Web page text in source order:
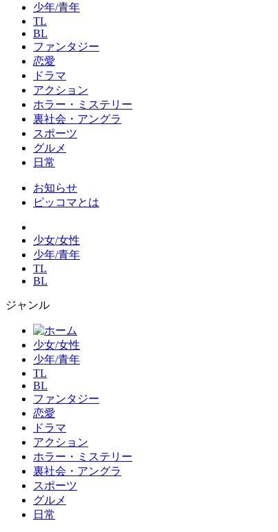
少年/青年
TL
BL
ファンタジー
恋愛
ドラマ
アクション
ホラー・ミステリー
裏社会・アングラ
スポーツ
グルメ
日常
お知らせ
ピッコマとは
少女/女性
少年/青年
TL
BL
ジャンル
少女/女性
少年/青年
TL
BL
ファンタジー
恋愛
ドラマ
アクション
ホラー・ミステリー
裏社会・アングラ
スポーツ
グルメ
日常